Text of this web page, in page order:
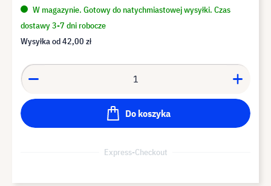
W magazynie. Gotowy do natychmiastowej wysyłki. Czas
dostawy 3-7 dni robocze
Wysyłka od42,00 zł
Do koszyka
Express-Checkout